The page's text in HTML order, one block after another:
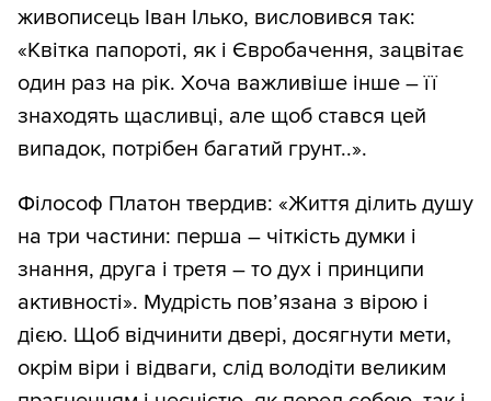
живописець Іван Ілько, висловився так:
«Квітка папороті, як і Євробачення, зацвітає
один раз на рік. Хоча важливіше інше – її
знаходять щасливці, але щоб стався цей
випадок, потрібен багатий грунт..».
Філософ Платон твердив: «Життя ділить душу
на три частини: перша – чіткість думки і
знання, друга і третя – то дух і принципи
активності». Мудрість пов’язана з вірою і
дією. Щоб відчинити двері, досягнути мети,
окрім віри і відваги, слід володіти великим